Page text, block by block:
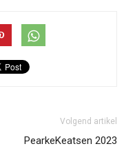
Volgend artikel
PearkeKeatsen 2023